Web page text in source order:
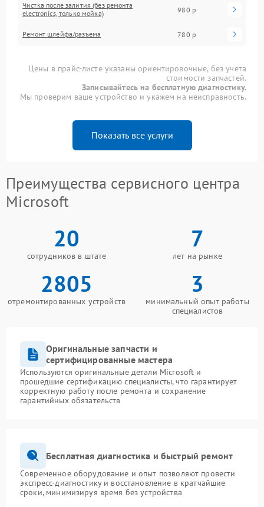
Чистка после залития (без ремонта
electronics, только мойка)
980 р
Ремонт шлейфа/разъема 780 р
Цены в прайс-листе указаны ориентировочные, без учета
стоимости запчастей.
Записывайтесь на бесплатную диагностику.
Мы проверим ваше устройство и укажем на неисправность.
Показать все услуги
Преимущества сервисного центра
Microsoft
20
сотрудников в штате
7
лет на рынке
2805
отремонтированных устройств
3
минимальный опыт работы
специалистов
Оригинальные запчасти и
сертифицированные мастера
Используются оригинальные детали Microsoft и
прошедшие сертификацию специалисты, что гарантирует
корректную работу после ремонта и сохранение
гарантийных обязательств
Бесплатная диагностика и быстрый ремонт
Современное оборудование и опыт позволяют провести
экспресс-диагностику и восстановление в кратчайшие
сроки, минимизируя время без устройства